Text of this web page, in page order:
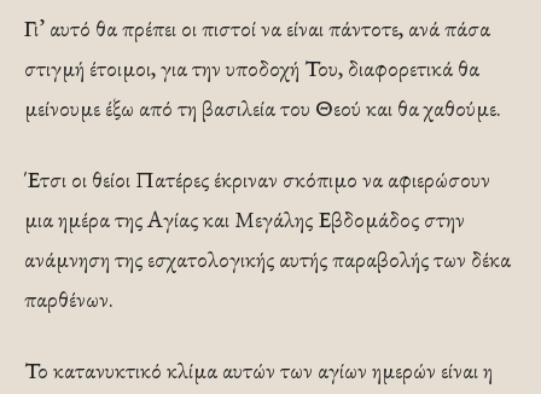
Γι’ αυτό θα πρέπει οι πιστοί να είναι πάντοτε, ανά πάσα
στιγμή έτοιμοι, για την υποδοχή Του, διαφορετικά θα
μείνουμε έξω από τη βασιλεία του Θεού και θα χαθούμε.
Έτσι οι θείοι Πατέρες έκριναν σκόπιμο να αφιερώσουν
μια ημέρα της Αγίας και Μεγάλης Εβδομάδος στην
ανάμνηση της εσχατολογικής αυτής παραβολής των δέκα
παρθένων.
Το κατανυκτικό κλίμα αυτών των αγίων ημερών είναι η